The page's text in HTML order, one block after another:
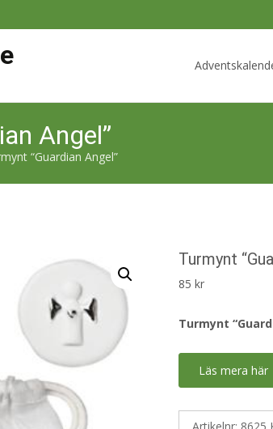
Angel”
“Guardian Angel”
Turmynt
85kr
Turmynt
Läs mera här